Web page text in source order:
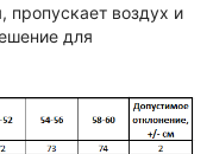
пропускает воздух и
для